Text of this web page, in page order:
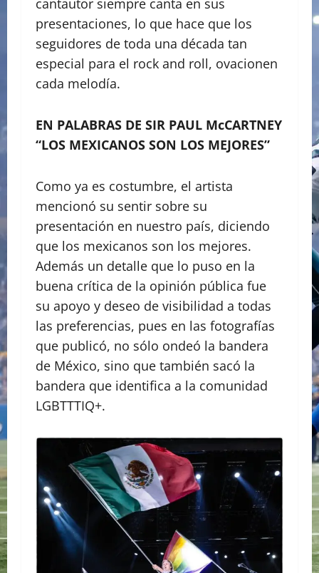
cantautor siempre canta en sus
presentaciones, lo que hace que los
seguidores de toda una década tan
especial para el rock and roll, ovacionen
cada melodía.
EN PALABRAS DE SIR PAUL McCARTNEY
“LOS MEXICANOS SON LOS MEJORES”
Como ya es costumbre, el artista
mencionó su sentir sobre su
presentación en nuestro país, diciendo
que los mexicanos son los mejores.
Además un detalle que lo puso en la
buena crítica de la opinión pública fue
su apoyo y deseo de visibilidad a todas
las preferencias, pues en las fotografías
que publicó, no sólo ondeó la bandera
de México, sino que también sacó la
bandera que identifica a la comunidad
LGBTTTIQ+.